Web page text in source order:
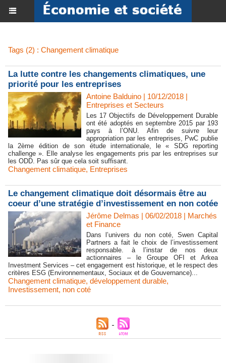
Tags (2) : Changement climatique
La lutte contre les changements climatiques, une
priorité pour les entreprises
Antoine Balduino | 10/12/2018 |
Entreprises et Secteurs
Les 17 Objectifs de Développement Durable
ont été adoptés en septembre 2015 par 193
pays à l’ONU. Afin de suivre leur
appropriation par les entreprises, PwC publie
la 2ème édition de son étude internationale, le « SDG reporting
challenge ». Elle analyse les engagements pris par les entreprises sur
les ODD. Pas sûr que cela soit suffisant.
Changement climatique, Entreprises
Le changement climatique doit désormais être au
coeur d’une stratégie d’investissement en non cotée
Jérôme Delmas | 06/02/2018 | Marchés
et Finance
Dans l’univers du non coté, Swen Capital
Partners a fait le choix de l’investissement
responsable. à l’instar de nos deux
actionnaires – le Groupe OFI et Arkea
Investment Services – cet engagement est historique, et le respect des
critères ESG (Environnementaux, Sociaux et de Gouvernance)...
Changement climatique, développement durable,
Investissement, non coté